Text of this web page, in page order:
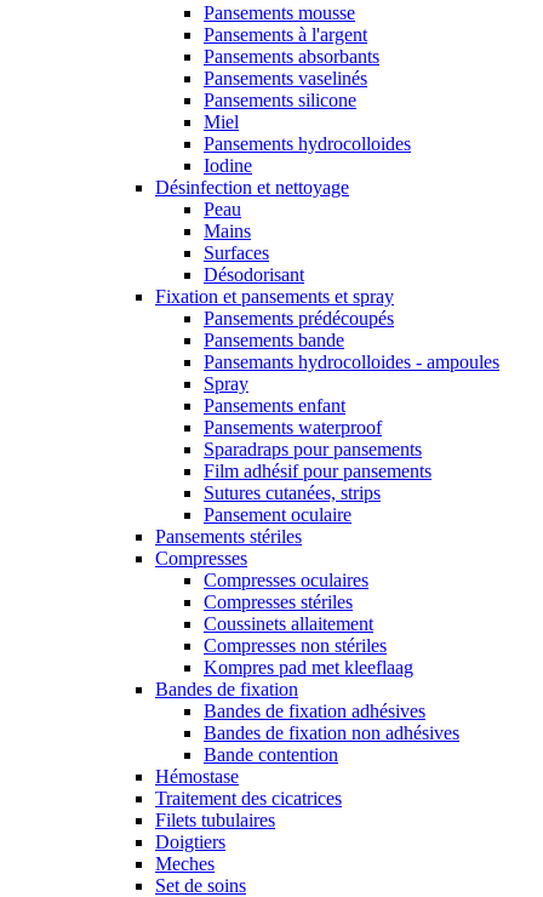
Pansements mousse
Pansements à l'argent
Pansements absorbants
Pansements vaselinés
Pansements silicone
Miel
Pansements hydrocolloides
Iodine
Désinfection et nettoyage
Peau
Mains
Surfaces
Désodorisant
Fixation et pansements et spray
Pansements prédécoupés
Pansements bande
Pansemants hydrocolloides - ampoules
Spray
Pansements enfant
Pansements waterproof
Sparadraps pour pansements
Film adhésif pour pansements
Sutures cutanées, strips
Pansement oculaire
Pansements stériles
Compresses
Compresses oculaires
Compresses stériles
Coussinets allaitement
Compresses non stériles
Kompres pad met kleeflaag
Bandes de fixation
Bandes de fixation adhésives
Bandes de fixation non adhésives
Bande contention
Hémostase
Traitement des cicatrices
Filets tubulaires
Doigtiers
Meches
Set de soins